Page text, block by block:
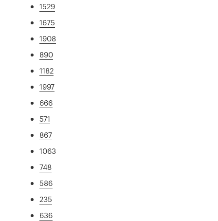
1529
1675
1908
890
1182
1997
666
571
867
1063
748
586
235
636